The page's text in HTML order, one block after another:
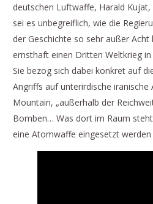
deutschen Luftwaffe, Harald
sei es unbegreiflich, wie die
der Geschichte so sehr außer
ernsthaft einen Dritten Weltkrieg
Sie bezog sich dabei konkret auf
Angriffs auf unterirdische iranische
Mountain, „außerhalb der
Bomben… Was dort im Raum
eine Atomwaffe eingesetzt werden